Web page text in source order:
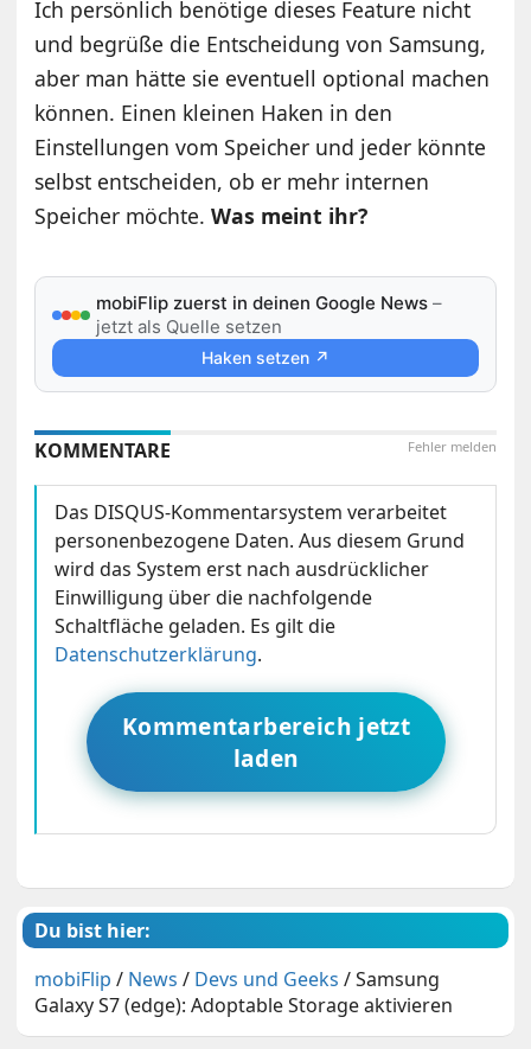
Ich persönlich benötige dieses Feature nicht
und begrüße die Entscheidung von Samsung,
aber man hätte sie eventuell optional machen
können. Einen kleinen Haken in den
Einstellungen vom Speicher und jeder könnte
selbst entscheiden, ob er mehr internen
Speicher möchte.Was meint ihr?
mobiFlip zuerst in deinen Google News –
jetzt als Quelle setzen
Haken setzen ↗
Fehler melden
KOMMENTARE
Das DISQUS-Kommentarsystem verarbeitet
personenbezogene Daten. Aus diesem Grund
wird das System erst nach ausdrücklicher
Einwilligung über die nachfolgende
Schaltfläche geladen. Es gilt die
Datenschutzerklärung.
Kommentarbereich jetzt
laden
Du bist hier:
mobiFlip / News / Devs und Geeks /Samsung
Galaxy S7 (edge): Adoptable Storage aktivieren